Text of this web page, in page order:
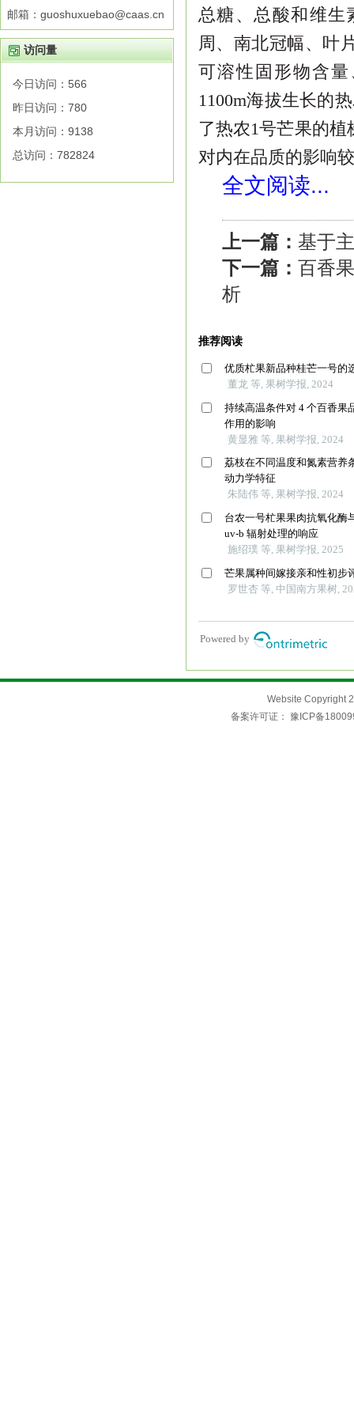
邮箱：guoshuxuebao@caas.cn
访问量
今日访问： 566
昨日访问： 780
本月访问： 9138
总访问： 782824
总糖、总酸和维生
周、南北冠幅、叶
可溶性固形物含
1100m海拔生长的
了热农1号芒果的植
对内在品质的影响
全文阅读...
上一篇： 基于
下一篇： 百香
析
Website Copyright
备案许可证： 豫ICP备